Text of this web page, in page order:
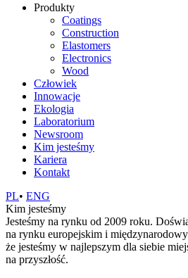
Produkty
Coatings
Construction
Elastomers
Electronics
Wood
Człowiek
Innowacje
Ekologia
Laboratorium
Newsroom
Kim jesteśmy
Kariera
Kontakt
PL• ENG
Kim jesteśmy
Jesteśmy na rynku od 2009 roku.
na rynku europejskim i
że jesteśmy w najlepszym dla siebie
na przyszłość.